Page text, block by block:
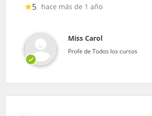
5 hace más de 1 año
Miss Carol
Profe de Todos los cursos